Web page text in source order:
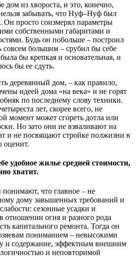
из хвороста, и это, конечно,
забывать, что Нуф–Нуф был
Он просто соизмерял параметры
собственными габаритами и
Будь он побольше – построил
совсем большим – срубил бы себе
бы крепкая и основательная, и
бы ее сдуть.
деревянный дом, – как правило,
идеей дома «на века» и не горят
по последнему слову техники.
лет, скорее всего, не
момент может сгореть дотла или
Но зато они не взваливают на
и не посвящают стройке полжизни в
оценит.
удобное жилье средней стоимости,
хватит.
что главное – не
дому завышенных требований и
сезонные усадки и
отношении огня и разного рода
капитального ремонта. Тогда он
пониманием – невысокими
и содержание, эффектным внешним
и неповторимой